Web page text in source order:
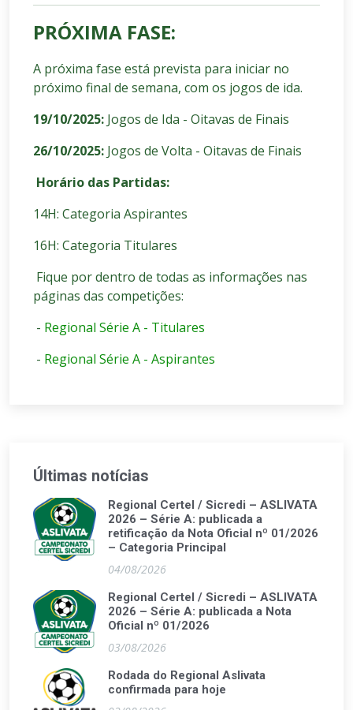
PRÓXIMA FASE:
A próxima fase está prevista para iniciar no
próximo final de semana, com os jogos de ida.
19/10/2025: Jogos de Ida - Oitavas de Finais
26/10/2025: Jogos de Volta - Oitavas de Finais
Horário das Partidas:
14H: Categoria Aspirantes
16H: Categoria Titulares
Fique por dentro de todas as informações nas
páginas das competições:
- Regional Série A - Titulares
- Regional Série A - Aspirantes
Últimas notícias
Regional Certel / Sicredi – ASLIVATA
2026 – Série A: publicada a
retificação da Nota Oficial nº 01/2026
– Categoria Principal
04/08/2026
Regional Certel / Sicredi – ASLIVATA
2026 – Série A: publicada a Nota
Oficial nº 01/2026
03/08/2026
Rodada do Regional Aslivata
confirmada para hoje